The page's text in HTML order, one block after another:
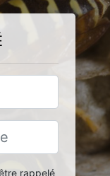
rappelé